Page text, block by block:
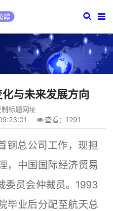
體
与未来发展方向
制标题网址
查看： 1291
总公司工作，现担
，中国国际经济贸易
委员会仲裁员。1993
毕业后分配至航天总